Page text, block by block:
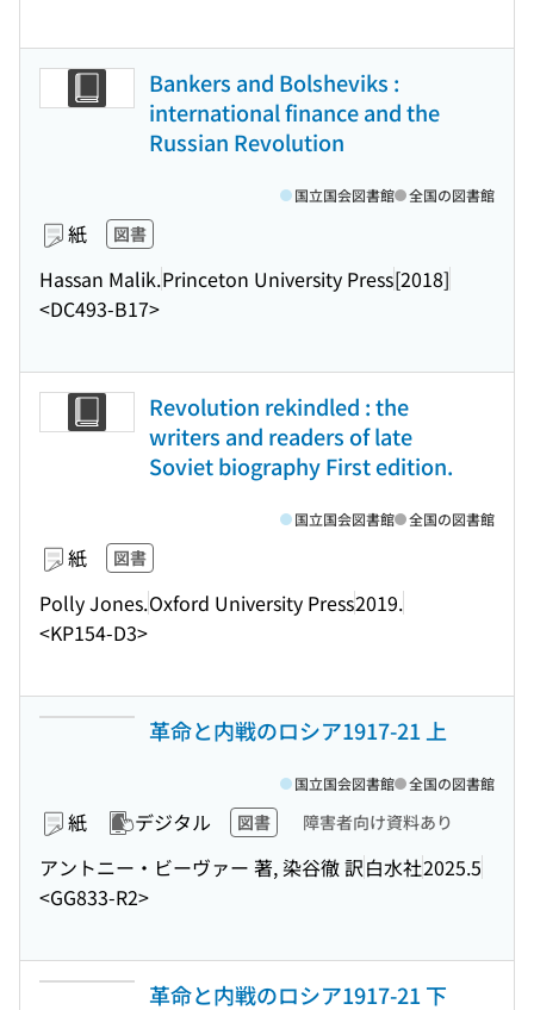
Bankers and Bolsheviks :
international finance and the
Russian Revolution
紙 図書
Hassan Malik.Princeton University Press[2018]
<DC493-B17>
国立国会図書館 全国の図書館
Revolution rekindled : the
writers and readers of late
Soviet biography First edition.
紙 図書
Polly Jones.Oxford University Press2019.
<KP154-D3>
国立国会図書館 全国の図書館
革命と内戦のロシア1917-21 上
紙 デジタル 図書 障害者向け資料あり
アントニー・ビーヴァー 著, 染谷徹 訳白水社2025.5
<GG833-R2>
国立国会図書館 全国の図書館
革命と内戦のロシア1917-21 下